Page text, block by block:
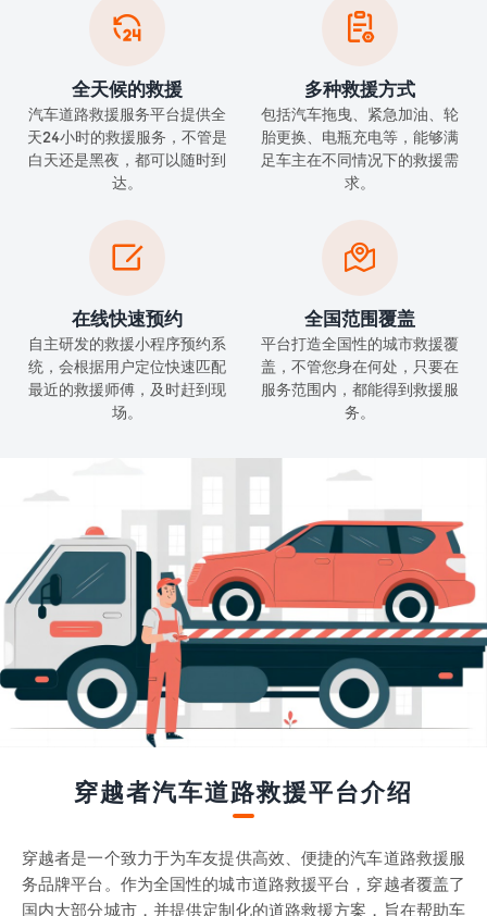

全天候的救援
汽车道路救援服务平台提供全
天24小时的救援服务，不管是
白天还是黑夜，都可以随时到
达。

多种救援方式
包括汽车拖曳、紧急加油、轮
胎更换、电瓶充电等，能够满
足车主在不同情况下的救援需
求。

在线快速预约
自主研发的救援小程序预约系
统，会根据用户定位快速匹配
最近的救援师傅，及时赶到现
场。

全国范围覆盖
平台打造全国性的城市救援覆
盖，不管您身在何处，只要在
服务范围内，都能得到救援服
务。
穿越者汽车道路救援平台介绍
穿越者是一个致力于为车友提供高效、便捷的汽车道路救援服
务品牌平台。作为全国性的城市道路救援平台，穿越者覆盖了
国内大部分城市，并提供定制化的道路救援方案，旨在帮助车